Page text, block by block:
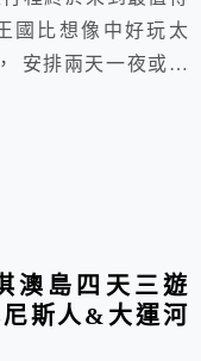
國比想像中好玩太
安排兩天一夜或是
島四天三遊(第一
澳島四天三遊
斯人&大運河